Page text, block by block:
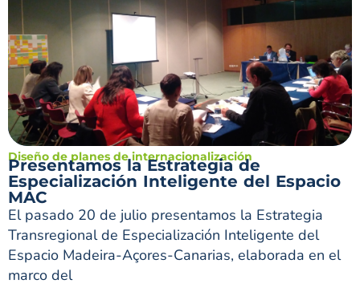
Diseño de planes de internacionalización
Presentamos la Estrategia de
Especialización Inteligente del Espacio
MAC
El pasado 20 de julio presentamos la Estrategia
Transregional de Especialización Inteligente del
Espacio Madeira-Açores-Canarias, elaborada en el
marco del